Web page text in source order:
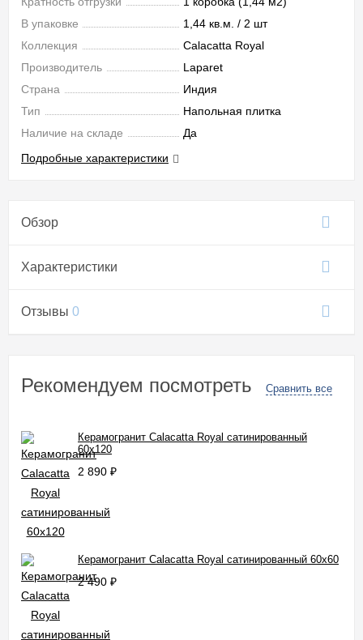
В упаковке
1,44 кв.м. / 2 шт
Коллекция
Calacatta Royal
Производитель
Laparet
Страна
Индия
Тип
Напольная плитка
Наличие на складе
Да
Подробные характеристики
Обзор
Характеристики
Отзывы 0
Рекомендуем посмотреть Сравнить все
Керамогранит Calacatta Royal сатинированный
60x120
2 890 ₽
Керамогранит Calacatta Royal сатинированный 60x60
2 490 ₽